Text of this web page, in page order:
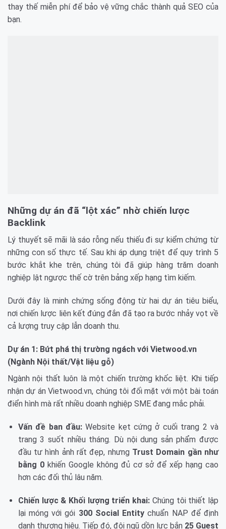
thay thế miễn phí để bảo vệ vững chắc thành quả SEO của
bạn.
Những dự án đã “lột xác” nhờ chiến lược
Backlink
Lý thuyết sẽ mãi là sáo rỗng nếu thiếu đi sự kiểm chứng từ
những con số thực tế. Sau khi áp dụng triệt để quy trình 5
bước khắt khe trên, chúng tôi đã giúp hàng trăm doanh
nghiệp lật ngược thế cờ trên bảng xếp hạng tìm kiếm.
Dưới đây là minh chứng sống động từ hai dự án tiêu biểu,
nơi chiến lược liên kết đúng đắn đã tạo ra bước nhảy vọt về
cả lượng truy cập lẫn doanh thu.
Dự án 1: Bứt phá thị trường ngách với Vietwood.vn
(Ngành Nội thất/Vật liệu gỗ)
Ngành nội thất luôn là một chiến trường khốc liệt. Khi tiếp
nhận dự án Vietwood.vn, chúng tôi đối mặt với một bài toán
điển hình mà rất nhiều doanh nghiệp SME đang mắc phải.
Vấn đề ban đầu:Website kẹt cứng ở cuối trang 2 và
trang 3 suốt nhiều tháng. Dù nội dung sản phẩm được
đầu tư hình ảnh rất đẹp, nhưng Trust Domain gần như
bằng 0khiến Google không đủ cơ sở để xếp hạng cao
hơn các đối thủ lâu năm.
Chiến lược & Khối lượng triển khai: Chúng tôi thiết lập
lại móng với gói 300 Social Entity chuẩn NAP để định
danh thương hiệu. Tiếp đó, đội ngũ dồn lực bắn 25 Guest